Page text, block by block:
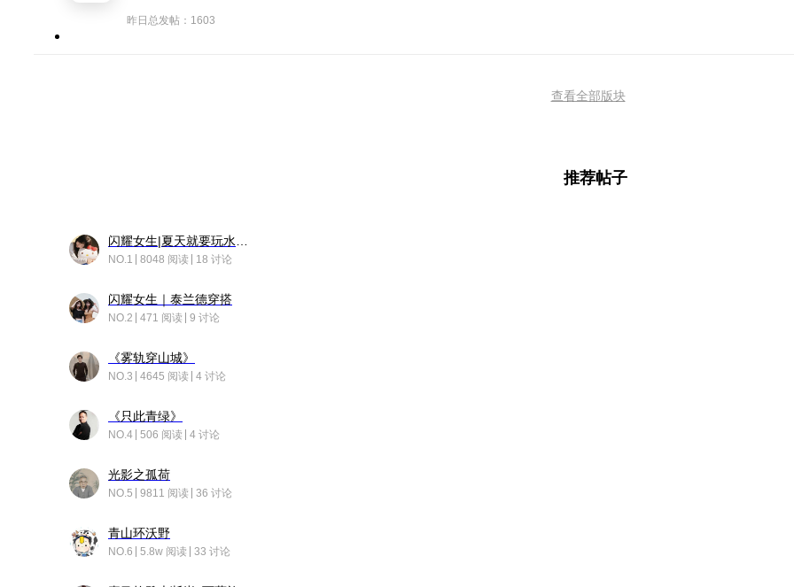
昨日总发帖：1603
查看全部版块
推荐帖子
NO.1 8048 阅读 18 讨论
闪耀女生｜泰兰德穿搭
NO.2 471 阅读 9 讨论
《雾轨穿山城》
NO.3 4645 阅读 4 讨论
《只此青绿》
NO.4 506 阅读 4 讨论
光影之孤荷
NO.5 9811 阅读 36 讨论
青山环沃野
NO.6 5.8w 阅读 33 讨论